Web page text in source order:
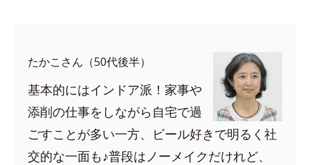
たかこさん（50代後半）
基本的にはインドア派！家事や
添削の仕事をしながら自宅で過
ごすことが多い一方、ビール好きで明るく社
交的な一面も♪普段はノーメイクだけれど、